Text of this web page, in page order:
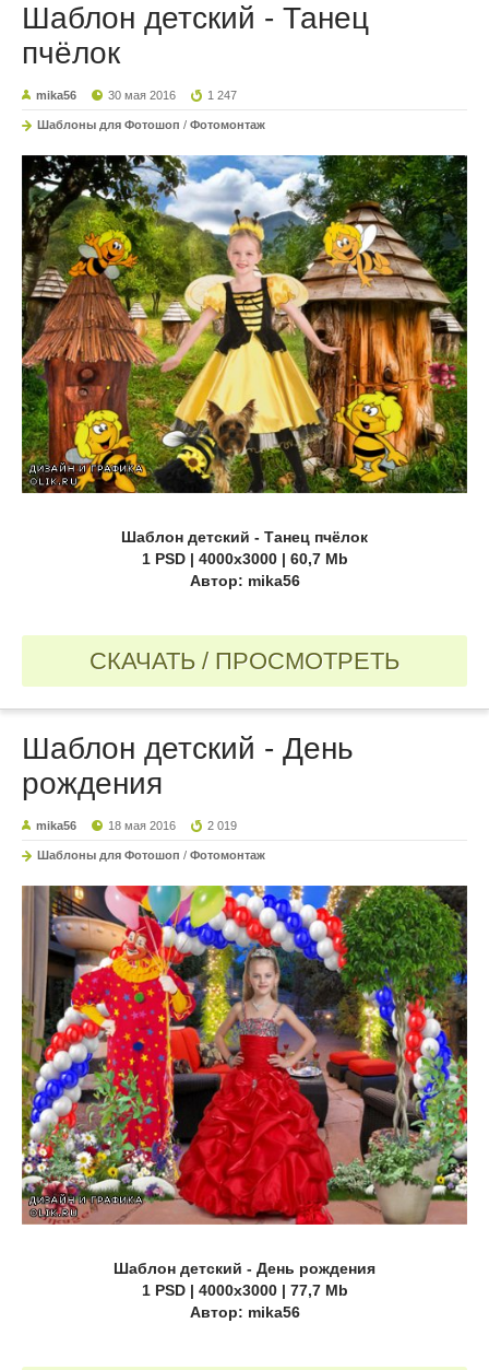
Шаблон детский - Танец
пчёлок
mika56 30 мая 2016 1 247
Шаблоны для Фотошоп / Фотомонтаж
Шаблон детский - Танец пчёлок
1 PSD | 4000х3000 | 60,7 Mb
Автор: mika56
СКАЧАТЬ / ПРОСМОТРЕТЬ
Шаблон детский - День
рождения
mika56 18 мая 2016 2 019
Шаблоны для Фотошоп / Фотомонтаж
Шаблон детский - День рождения
1 PSD | 4000х3000 | 77,7 Mb
Автор: mika56